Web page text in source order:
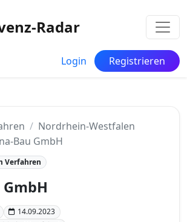
Radar
Login Registrieren
Nordrhein-Westfalen
Bau GmbH
Verfahren
14.09.2023